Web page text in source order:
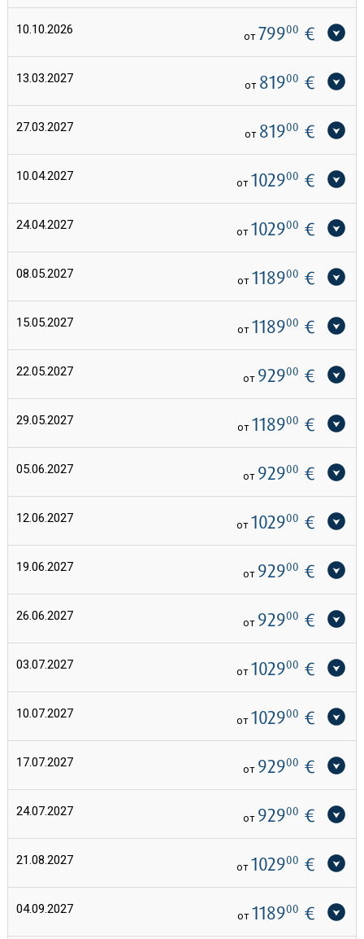
10.10.2026 от 79900 €
13.03.2027 от 81900 €
27.03.2027 от 81900 €
10.04.2027 от 102900 €
24.04.2027 от 102900 €
08.05.2027 от 118900 €
15.05.2027 от 118900 €
22.05.2027 от 92900 €
29.05.2027 от 118900 €
05.06.2027 от 92900 €
12.06.2027 от 102900 €
19.06.2027 от 92900 €
26.06.2027 от 92900 €
03.07.2027 от 102900 €
10.07.2027 от 102900 €
17.07.2027 от 92900 €
24.07.2027 от 92900 €
21.08.2027 от 102900 €
04.09.2027 от 118900 €